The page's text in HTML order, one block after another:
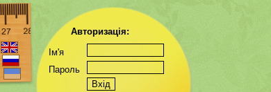
Авторизація:
Ім'я
Пароль